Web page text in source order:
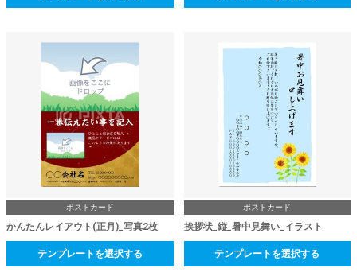
ポストカード
かんたんレイアウト(正月)_写真2枚
テンプレートを選択する
ポストカード
挨拶状_縦_暑中見舞い_イラスト
テンプレートを選択する